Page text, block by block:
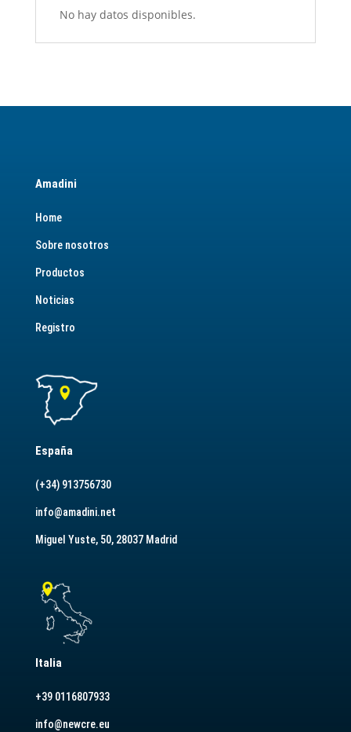
No hay datos disponibles.
Amadini
Home
Sobre nosotros
Productos
Noticias
Registro
España
(+34) 913756730
info@amadini.net
Miguel Yuste, 50, 28037 Madrid
Italia
+39 0116807933
info@newcre.eu